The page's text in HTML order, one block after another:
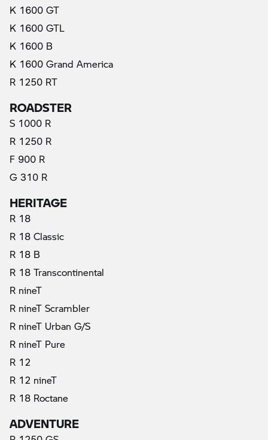
K 1600 GT
K 1600 GTL
K 1600 B
K 1600 Grand America
R 1250 RT
ROADSTER
S 1000 R
R 1250 R
F 900 R(актуални)
G 310 R
HERITAGE
R 18
R 18 Classic
R 18 B
R 18 Transcontinental
R nineT
R nineT Scrambler
R nineT Urban G/S
R nineT Pure
R 12
R 12 nineT
R 18 Roctane
ADVENTURE